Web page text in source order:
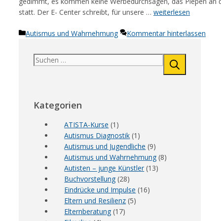
statt. Der E- Center schreibt, für unsere … weiterlesen
Kategorien
Autismus und Wahrnehmung Kommentar hinterlassen
Suchen
nach:
Kategorien
ATISTA-Kurse (1)
Autismus Diagnostik (1)
Autismus und Jugendliche (9)
Autismus und Wahrnehmung (8)
Autisten – junge Künstler (13)
Buchvorstellung (28)
Eindrücke und Impulse (16)
Eltern und Resilienz (5)
Elternberatung (17)